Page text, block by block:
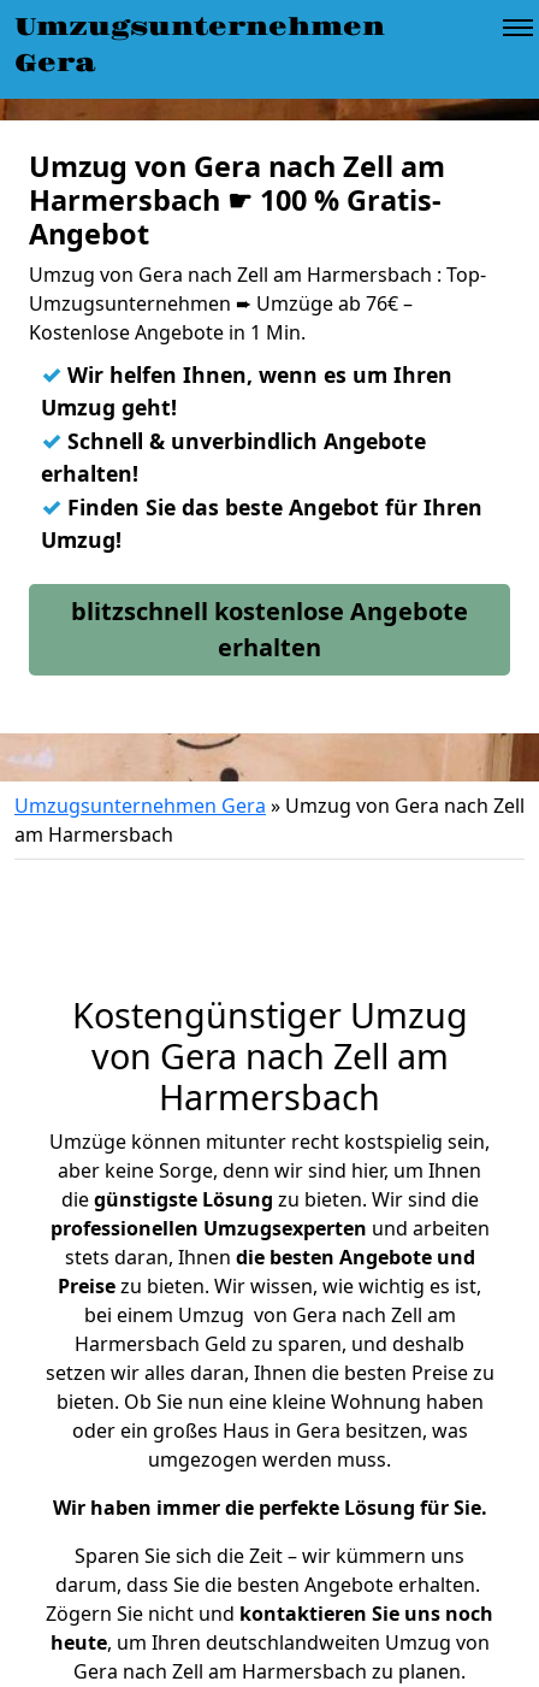
Umzugsunternehmen
Gera
Umzug von Gera nach Zell am
Harmersbach ☛ 100 % Gratis-
Angebot
Umzug von Gera nach Zell am Harmersbach : Top-
Umzugsunternehmen ➨ Umzüge ab 76€ –
Kostenlose Angebote in 1 Min.
✓ Wir helfen Ihnen, wenn es um Ihren
Umzug geht!
✓ Schnell & unverbindlich Angebote
erhalten!
✓ Finden Sie das beste Angebot für Ihren
Umzug!
blitzschnell kostenlose Angebote
erhalten
Umzugsunternehmen Gera » Umzug von Gera nach Zell
am Harmersbach
Kostengünstiger Umzug
von Gera nach Zell am
Harmersbach
Umzüge können mitunter recht kostspielig sein,
aber keine Sorge, denn wir sind hier, um Ihnen
diegünstigste Lösung zu bieten. Wir sind die
professionellen Umzugsexperten und arbeiten
stets daran, Ihnen die besten Angebote und
Preisezu bieten. Wir wissen, wie wichtig es ist,
bei einem Umzug von Gera nach Zell am
Harmersbach Geld zu sparen, und deshalb
setzen wir alles daran, Ihnen die besten Preise zu
bieten. Ob Sie nun eine kleine Wohnung haben
oder ein großes Haus in Gera besitzen, was
umgezogen werden muss.
Wir haben immer die perfekte Lösung für Sie.
Sparen Sie sich die Zeit – wir kümmern uns
darum, dass Sie die besten Angebote erhalten.
Zögern Sie nicht und kontaktieren Sie uns noch
heute, um Ihren deutschlandweiten Umzug von
Gera nach Zell am Harmersbach zu planen.